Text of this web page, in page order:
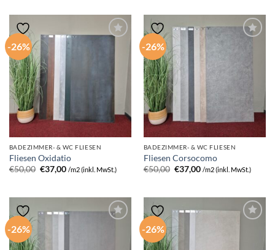
-26%
BADEZIMMER- & WC FLIESEN
Fliesen Oxidatio
€50,00 Ursprünglicher
Preis
€37,00Aktueller
Preis
/m2 (inkl. MwSt.)
-26%
BADEZIMMER- & WC FLIESEN
Fliesen Corsocomo
€50,00 Ursprünglicher
Preis
€37,00Aktueller
Preis
/m2 (inkl. MwSt.)
-26% -26%